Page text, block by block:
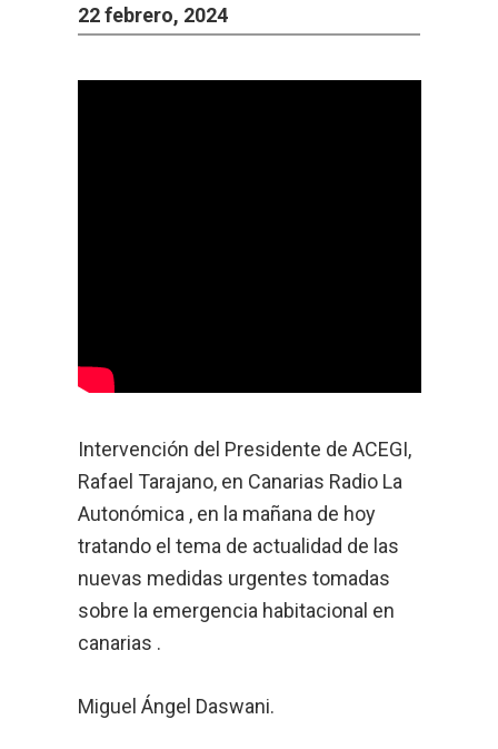
22 febrero, 2024
Intervención del Presidente de ACEGI,
Rafael Tarajano, en Canarias Radio La
Autonómica , en la mañana de hoy
tratando el tema de actualidad de las
nuevas medidas urgentes tomadas
sobre la emergencia habitacional en
canarias .
Miguel Ángel Daswani.